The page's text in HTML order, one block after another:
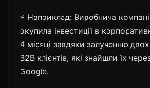
⚡ Наприклад: Виробнича
окупила інвестиції в
4 місяці завдяки залученню
B2B клієнтів, які знайшли їх
Google.